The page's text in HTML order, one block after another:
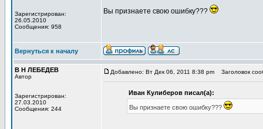
Зарегистрирован:
26.05.2010
Сообщения: 958
Вы признаете свою ошибку???
Вернуться к началу
В Н ЛЕБЕДЕВ
Автор
Зарегистрирован:
27.03.2010
Сообщения: 244
Добавлено: Вт Дек 06, 2011 8:38 pm Заголовок
Иван Кулиберов писал(а):
Вы признаете свою ошибку???